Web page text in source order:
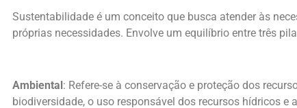
Sustentabilidade é um conceito que busca atender às
próprias necessidades. Envolve um equilíbrio entre três
Ambiental: Refere-se à conservação e proteção dos
biodiversidade, o uso responsável dos recursos hídricos